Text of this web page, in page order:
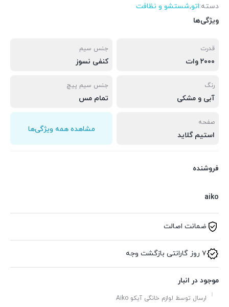
دسته:اتو,شستشو و نظافت
ویژگی‌ها
قدرت
۲۰۰۰ وات
جنس سیم
کنفی نسوز
رنگ
آبی و مشکی
جنس سیم پیچ
تمام مس
صفحه
استیم گلاید
مشاهده همه ویژگی‌ها
فروشنده
aiko
ضمانت اصالت
۷ روز گارانتی بازگشت وجه
موجود در انبار
ارسال توسط لوازم خانگی آیکو Aiko